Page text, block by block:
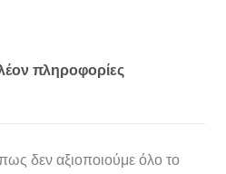
πληροφορίες
δεν αξιοποιούμε όλο το